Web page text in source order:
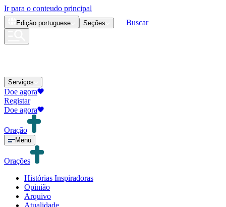
Ir para o conteudo principal
Edição portuguese Seções Buscar
Serviços
Doe agora
Registar
Doe agora
Oração
Menu
Orações
Histórias Inspiradoras
Opinião
Arquivo
Atualidade